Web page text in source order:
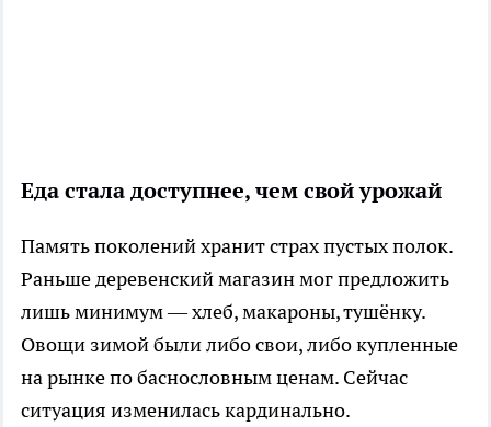
Еда стала доступнее, чем свой урожай
Память поколений хранит страх пустых полок.
Раньше деревенский магазин мог предложить
лишь минимум — хлеб, макароны, тушёнку.
Овощи зимой были либо свои, либо купленные
на рынке по баснословным ценам. Сейчас
ситуация изменилась кардинально.